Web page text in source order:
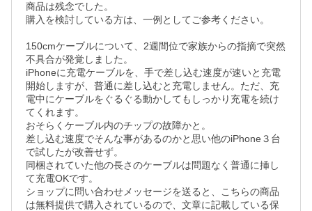
商品は残念でした。
購入を検討している方は、一例としてご参考ください。
150cmケーブルについて、2週間位で家族からの指摘で突然
不具合が発覚しました。
iPhoneに充電ケーブルを、手で差し込む速度が速いと充電
開始しますが、普通に差し込むと充電しません。ただ、充
電中にケーブルをぐるぐる動かしてもしっかり充電を続け
てくれます。
おそらくケーブル内のチップの故障かと。
差し込む速度でそんな事があるのかと思い他のiPhone３台
で試したが改善せず。
同梱されていた他の長さのケーブルは問題なく普通に挿し
て充電OKです。
ショップに問い合わせメッセージを送ると、こちらの商品
は無料提供で購入されているので、文章に記載している保